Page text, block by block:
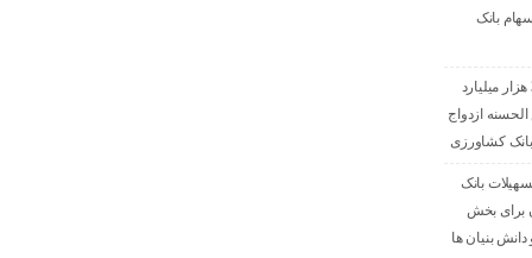
بانک
پرداخت افزون بر 32 هزار میلیارد
ازدواج
کشاورزی
تسهیلات بانک
برای بخش
بنیان ها